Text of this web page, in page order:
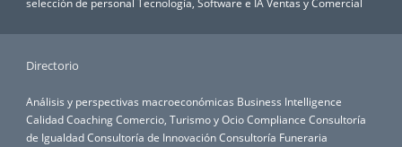
Directorio
Análisis y perspectivas macroeconómicas Business Intelligence
CalidadCoachingComercio, Turismo y OcioCompliance Consultoría
de IgualdadConsultoría de InnovaciónConsultoría Funeraria